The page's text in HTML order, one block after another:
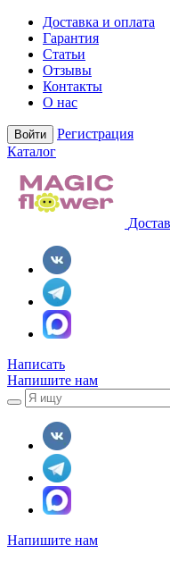
Доставка и оплата
Гарантия
Статьи
Отзывы
Контакты
О нас
Войти
Регистрация
Каталог
Написать
Напишите нам
Напишите нам